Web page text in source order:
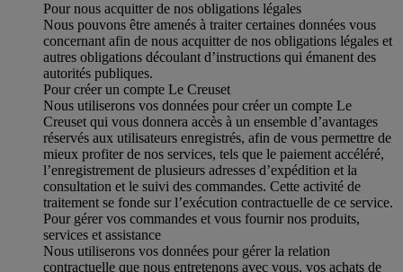
Pour nous acquitter de nos obligations légales
Nous pouvons être amenés à traiter certaines données vous
concernant afin de nous acquitter de nos obligations légales et
autres obligations découlant d’instructions qui émanent des
autorités publiques.
Pour créer un compte Le Creuset
Nous utiliserons vos données pour créer un compte Le
Creuset qui vous donnera accès à un ensemble d’avantages
réservés aux utilisateurs enregistrés, afin de vous permettre de
mieux profiter de nos services, tels que le paiement accéléré,
l’enregistrement de plusieurs adresses d’expédition et la
consultation et le suivi des commandes. Cette activité de
traitement se fonde sur l’exécution contractuelle de ce service.
Pour gérer vos commandes et vous fournir nos produits,
services et assistance
Nous utiliserons vos données pour gérer la relation
contractuelle que nous entretenons avec vous, vos achats de